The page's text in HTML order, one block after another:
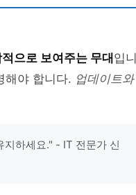
으로 보여주는 무대입니
해야 합니다. 업데이트와
지하세요." - IT 전문가 신